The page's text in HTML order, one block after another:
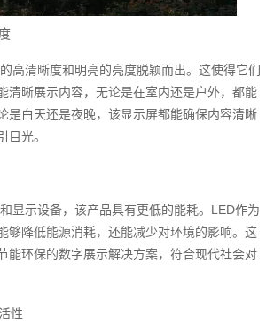
高清晰度和明亮的亮度脱颖而出。这使得它们
清晰展示内容，无论是在室内还是户外，都能
是白天还是夜晚，该显示屏都能确保内容清晰
目光。
显示设备，该产品具有更低的能耗。LED作为
够降低能源消耗，还能减少对环境的影响。这
能环保的数字展示解决方案，符合现代社会对
性